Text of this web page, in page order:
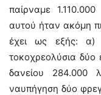
παίρναμε
αυτού ήταν ακόμη
έχει ως εξής: α)
τοκοχρεολύσια δύο
δανείου 284.000
ναυπήγηση δύο